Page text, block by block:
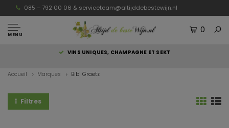
085 – 792 00 06 & serviceteam@altijddebestewijn.nl
MENU
0
VINS UNIQUES, CHAMPAGNE ET SEKT
Accueil Marques Bibi Graetz
Filtres